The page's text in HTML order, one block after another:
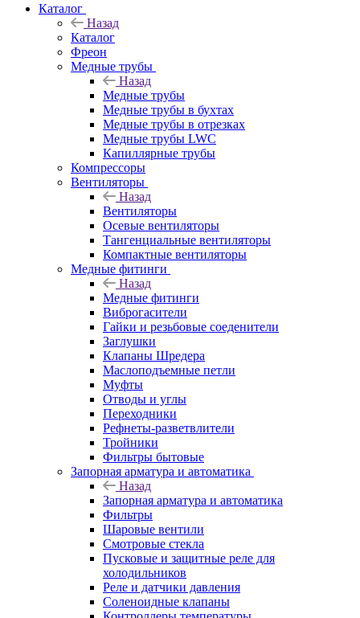
Каталог
Назад
Каталог
Фреон
Медные трубы
Назад
Медные трубы
Медные трубы в бухтах
Медные трубы в отрезках
Медные трубы LWC
Капиллярные трубы
Компрессоры
Вентиляторы
Назад
Вентиляторы
Осевые вентиляторы
Тангенциальные вентиляторы
Компактные вентиляторы
Медные фитинги
Назад
Медные фитинги
Виброгасители
Гайки и резьбовые соеденители
Заглушки
Клапаны Шредера
Маслоподъемные петли
Муфты
Отводы и углы
Переходники
Рефнеты-разветвлители
Тройники
Фильтры бытовые
Запорная арматура и автоматика
Назад
Запорная арматура и автоматика
Фильтры
Шаровые вентили
Смотровые стекла
Пусковые и защитные реле для
холодильников
Реле и датчики давления
Соленоидные клапаны